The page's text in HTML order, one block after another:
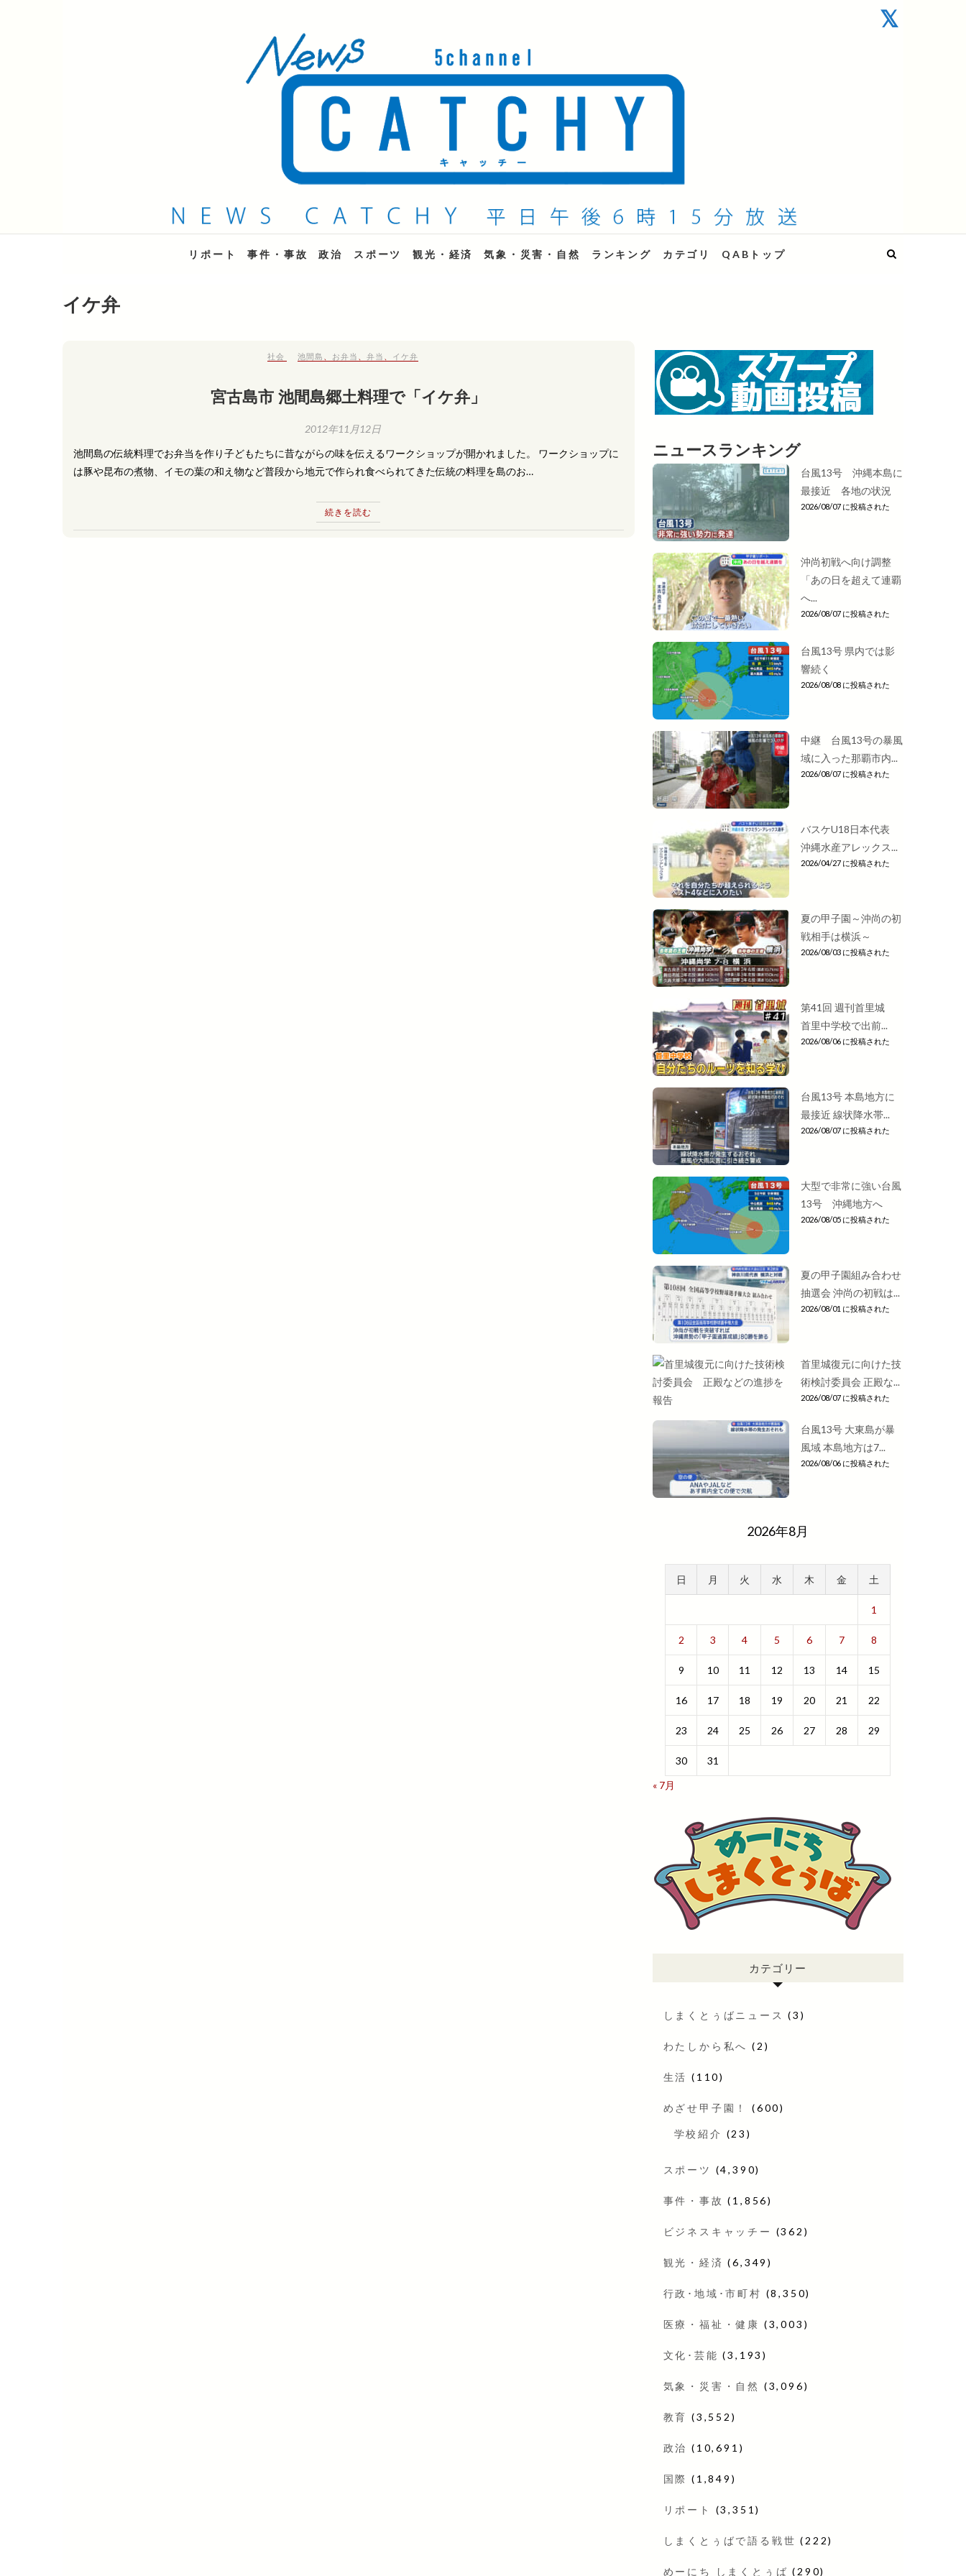
QAB NEWS Headline
キャッチー 月曜〜金曜 午後6時15分放送
リポート 事件・事故 政治 スポーツ 観光・経済 気象・災害・自然 ランキング カテゴリ QABトップ
イケ弁
社会 池間島 お弁当 、弁当 イケ弁
宮古島市 池間島郷土料理で「イケ弁」
2012年11月12日
池間島の伝統料理でお弁当を作り子どもたちに昔ながらの味を伝えるワークショップが開かれました。 ワークショップに
は豚や昆布の煮物、イモの葉の和え物など普段から地元で作られ食べられてきた伝統の料理を島のお…
続きを読む
ニュースランキング
台風13号 沖縄本島に
最接近 各地の状況
2026/08/07 に投稿された
沖尚初戦へ向け調整
「あの日を超えて連覇
へ...
2026/08/07 に投稿された
台風13号 県内では影
響続く
2026/08/08 に投稿された
中継 台風13号の暴風
域に入った那覇市内...
2026/08/07 に投稿された
バスケU18日本代表
沖縄水産アレックス...
2026/04/27 に投稿された
夏の甲子園～沖尚の初
戦相手は横浜～
2026/08/03 に投稿された
第41回 週刊首里城
首里中学校で出前...
2026/08/06 に投稿された
台風13号 本島地方に
最接近 線状降水帯...
2026/08/07 に投稿された
大型で非常に強い台風
13号 沖縄地方へ
2026/08/05 に投稿された
夏の甲子園組み合わせ
抽選会 沖尚の初戦は...
2026/08/01 に投稿された
首里城復元に向けた技
術検討委員会 正殿な...
2026/08/07 に投稿された
台風13号 大東島が暴
風域 本島地方は7...
2026/08/06 に投稿された
2026年8月
日 月 火 水 木 金 土
1
2 3 4 5 6 7 8
9 10 11 12 13 14 15
16 17 18 19 20 21 22
23 24 25 26 27 28 29
30
31
« 7月
カテゴリー
しまくとぅばニュース (3)
わたしから私へ (2)
生活 (110)
めざせ甲子園！ (600)
学校紹介 (23)
スポーツ (4,390)
事件・事故 (1,856)
ビジネスキャッチー (362)
観光・経済 (6,349)
行政･地域･市町村 (8,350)
医療・福祉・健康 (3,003)
文化･芸能 (3,193)
気象・災害・自然 (3,096)
教育 (3,552)
政治 (10,691)
国際 (1,849)
リポート (3,351)
しまくとぅばで語る戦世 (222)
めーにち しまくとぅば (290)